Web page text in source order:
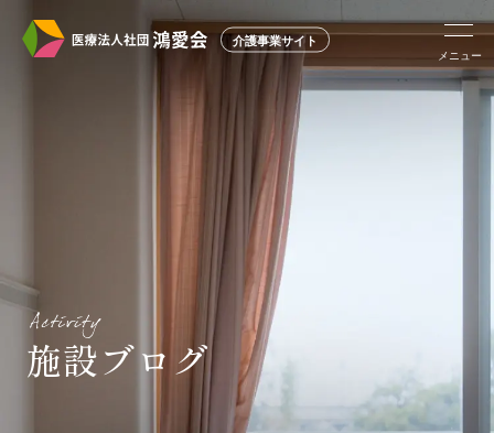
介護事業サイト
メニュー
施設ブログ